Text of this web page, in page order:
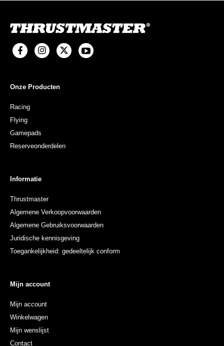
Onze Producten
Racing
Flying
Gamepads
Reserveonderdelen
Informatie
Thrustmaster
Algemene Verkoopvoorwaarden
Algemene Gebruiksvoorwaarden
Juridische kennisgeving
Toegankelijkheid: gedeeltelijk conform
Mijn account
Mijn account
Winkelwagen
Mijn wenslijst
Contact